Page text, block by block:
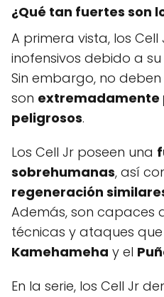
¿Qué tan fuertes son
A primera vista, los
inofensivos debido a
Sin embargo, no
son extremadamente
peligrosos.
Los Cell Jr poseen una
sobrehumanas, así
regeneración
Además, son capaces
técnicas y ataques
Kamehameha y el
En la serie, los Cell Jr